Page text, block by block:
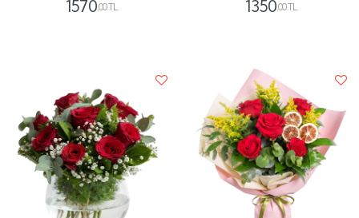
1570,00 TL 1350,00 TL